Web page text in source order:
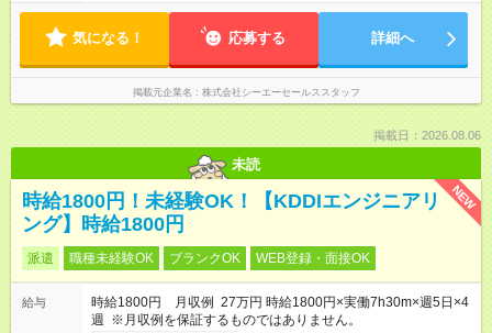
気になる！ 応募する 詳細へ
掲載元企業名 株式会社シーエーセールススタッフ
掲載日：2026.08.06
未読
NEW
時給1800円！未経験OK！【KDDIエンジニアリ
ング】時給1800円
派遣 職種未経験OK ブランクOK WEB登録・面接OK
給与
時給1800円 月収例 27万円 時給1800円×実働7h30m×週5日×4
週 ※月収例を保証するものではありません。